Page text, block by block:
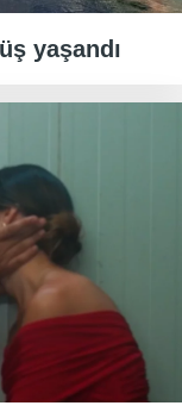
yaşandı